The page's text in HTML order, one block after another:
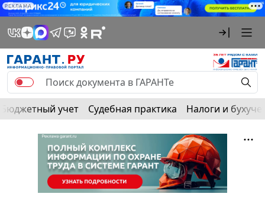
РЕКЛАМА
Бюджетный учет Судебная практика Налоги и